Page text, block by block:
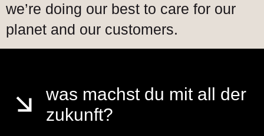
we’re doing our best to care for our
planet and our customers.
was machst du mit all der
zukunft?